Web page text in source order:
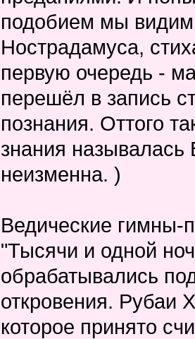
подобием мы видим
Нострадамуса,
первую очередь -
перешёл в запись
познания. Оттого
знания
неизменна. )
Ведические гимны-
"Тысячи и одной
обрабатывались
откровения. Рубаи
которое принято